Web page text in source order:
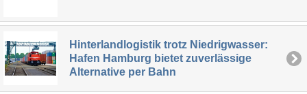
Hinterlandlogistik trotz Niedrigwasser:
Hafen Hamburg bietet zuverlässige
Alternative per Bahn